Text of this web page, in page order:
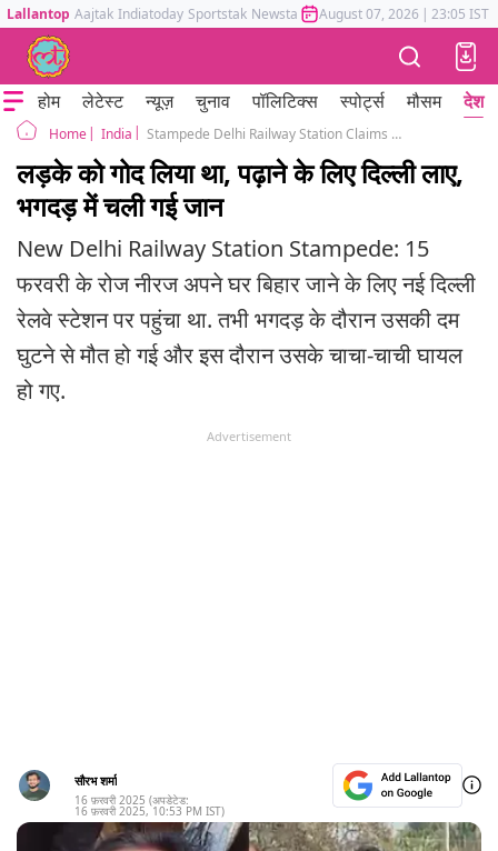
Lallantop Aajtak Indiatoday Sportstak Newstak Mumbai Tak Astrotak
August 07, 2026 | 23:05 IST
होम लेटेस्ट न्यूज़ चुनाव पॉलिटिक्स स्पोर्ट्स मौसम देश
Home India Stampede Delhi Railway Station Claims 18 Lives Including 12-Year-Old Neeraj Paswan
लड़के को गोद लिया था, पढ़ाने के लिए दिल्ली लाए,
भगदड़ में चली गई जान
New Delhi Railway Station Stampede: 15
फरवरी के रोज नीरज अपने घर बिहार जाने के लिए नई दिल्ली
रेलवे स्टेशन पर पहुंचा था. तभी भगदड़ के दौरान उसकी दम
घुटने से मौत हो गई और इस दौरान उसके चाचा-चाची घायल
हो गए.
Advertisement
सौरभ शर्मा
16 फ़रवरी 2025 (अपडेटेड:
16 फ़रवरी 2025, 10:53 PM IST)